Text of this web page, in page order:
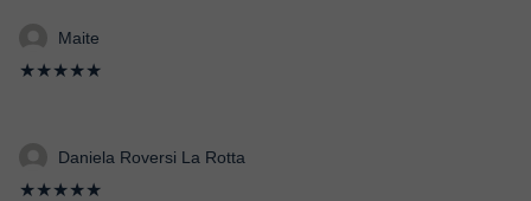
Maite
★★★★★
Daniela Roversi La Rotta
★★★★★